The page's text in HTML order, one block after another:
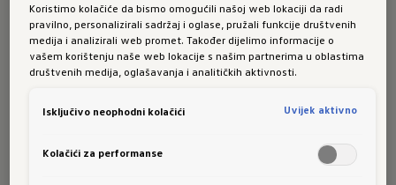
VW
Connect
Koristimo kolačiće da bismo omogućili našoj web lokaciji da radi
pravilno, personalizirali sadržaj i oglase, pružali funkcije društvenih
medija i analizirali web promet. Također dijelimo informacije o
vašem korištenju naše web lokacije s našim partnerima u oblastima
društvenih medija, oglašavanja i analitičkih aktivnosti.
Isključivo neophodni kolačići Uvijek aktivno
Kolačići za performanse